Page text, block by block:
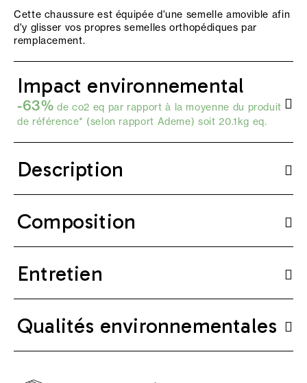
Cette chaussure est équipée d'une semelle amovible afin
d'y glisser vos propres semelles orthopédiques par
remplacement.
Impact environnemental
-63% de co2 eq par rapport à la moyenne du produit
de référence* (selon rapport Ademe) soit 20.1kg eq.
Description
Composition
Entretien
Qualités environnementales